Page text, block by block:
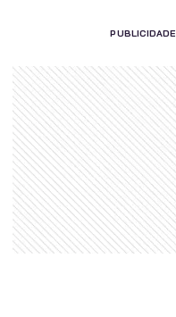
PUBLICIDADE